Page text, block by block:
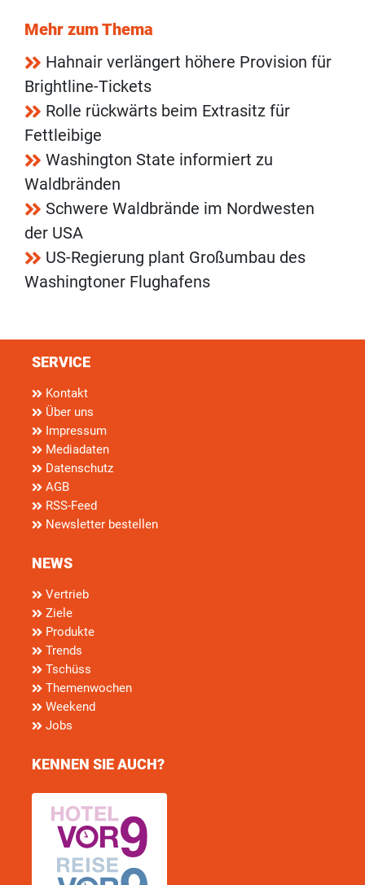
Mehr zum Thema
Hahnair verlängert höhere Provision für
Brightline-Tickets
Rolle rückwärts beim Extrasitz für
Fettleibige
Washington State informiert zu
Waldbränden
Schwere Waldbrände im Nordwesten
der USA
US-Regierung plant Großumbau des
Washingtoner Flughafens
SERVICE
Kontakt
Über uns
Impressum
Mediadaten
Datenschutz
AGB
RSS-Feed
Newsletter bestellen
NEWS
Vertrieb
Ziele
Produkte
Trends
Tschüss
Themenwochen
Weekend
Jobs
KENNEN SIE AUCH?